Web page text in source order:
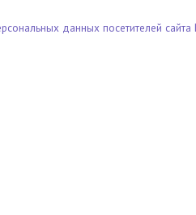
данных посетителей